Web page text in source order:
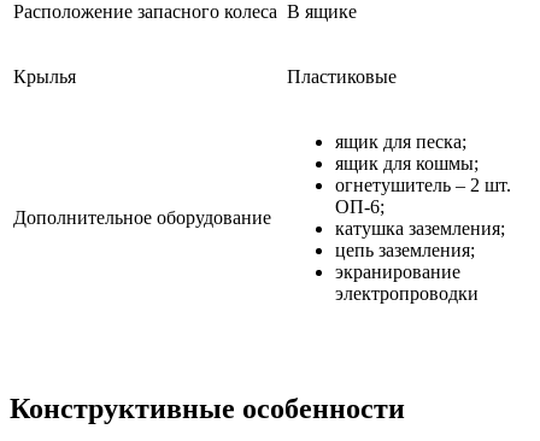
Расположение запасного колеса В ящике
Крылья Пластиковые
Дополнительное оборудование
ящик для песка;
ящик для кошмы;
огнетушитель – 2 шт.
ОП-6;
катушка заземления;
цепь заземления;
экранирование
электропроводки
Конструктивные особенности